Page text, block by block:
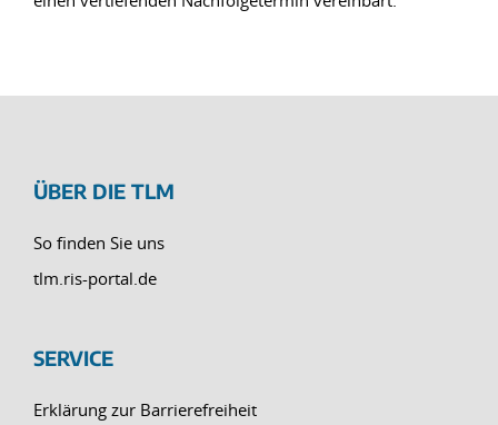
ÜBER DIE TLM
So finden Sie uns
tlm.ris-portal.de
SERVICE
Erklärung zur Barrierefreiheit